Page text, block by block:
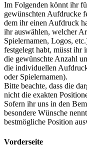
Im Folgenden könnt ihr
gewünschten Aufdrucke
dem ihr einen Aufdruck
ihr auswählen, welcher
Spielernamen, Logos,
festgelegt habt, müsst ihr
die gewünschte Anzahl
die individuellen
oder Spielernamen).
Bitte beachte, dass die
nicht die exakten
Sofern ihr uns in den
besondere Wünsche
bestmögliche Position
Vorderseite